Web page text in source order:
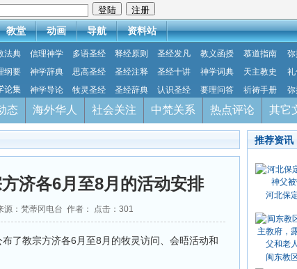
教堂 动画 导航 资料站
法典 信理神学 多语圣经 释经原则 圣经发凡 教义函授 慕道指南
纲要 神学辞典 思高圣经 圣经注释 圣经十讲 神学词典 天主教史
论集 神学导论 牧灵圣经 圣经辞典 认识圣经 要理问答 祈祷手册 弥
态 海外华人 社会关注 中梵关系 热点评论 其它
济各6月至8月的活动安排
：梵蒂冈电台 作者： 点击： 301
了教宗方济各6月至8月的牧灵访问、会晤活动和
推荐资讯
河北保
闽东教